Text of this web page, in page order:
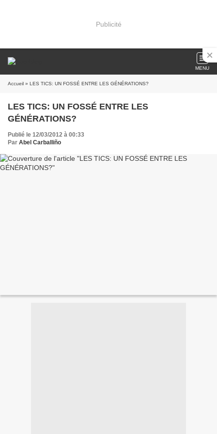
Publicité
MENU
Accueil » LES TICS: UN FOSSÉ ENTRE LES GÉNÉRATIONS?
LES TICS: UN FOSSÉ ENTRE LES
GÉNÉRATIONS?
Publié le 12/03/2012 à 00:33
Par Abel Carballiño